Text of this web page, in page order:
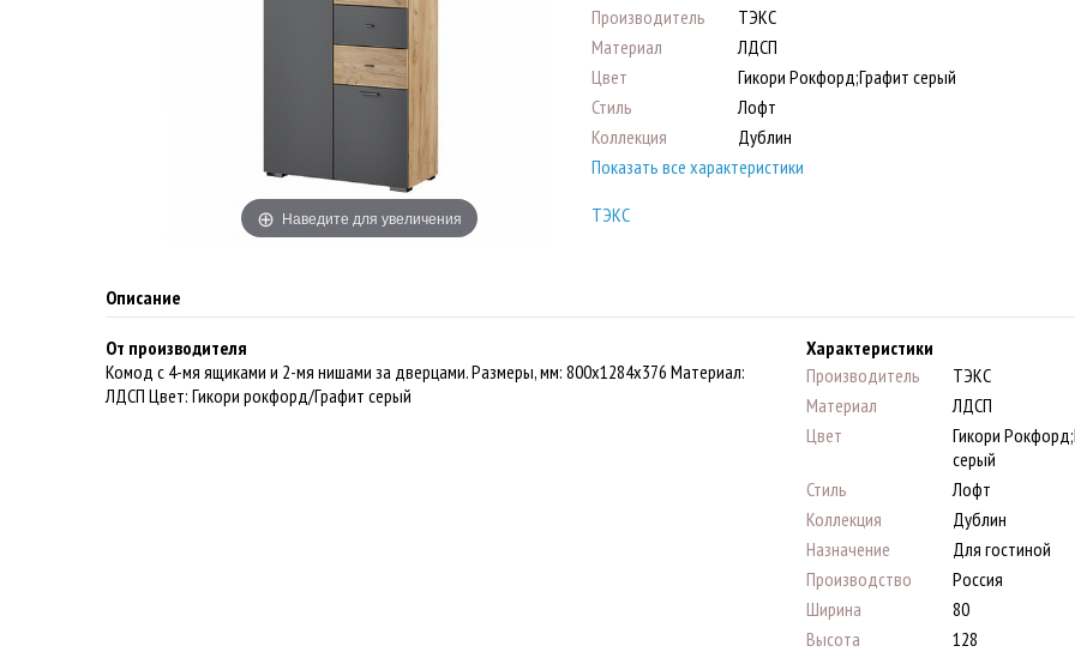
Наведите для увеличения
Производитель
ТЭКС
Материал
ЛДСП
Цвет
Гикори Рокфорд;Графит серый
Стиль
Лофт
Коллекция
Дублин
Показать все характеристики
ТЭКС
Описание
От производителя
Комод с 4-мя ящиками и 2-мя нишами за дверцами. Размеры, мм: 800х1284х376 Материал:
ЛДСП Цвет: Гикори рокфорд/Графит серый
Характеристики
Производитель
ТЭКС
Материал
ЛДСП
Цвет
Гикори
серый
Стиль
Лофт
Коллекция
Дублин
Назначение
Для гостиной
Производство
Россия
Ширина
80
Высота
128